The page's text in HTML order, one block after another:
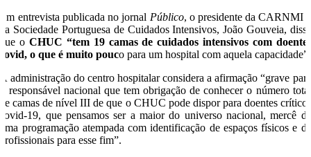
Em entrevista publicada no jornal Público, o presidente da CARNMI e
da Sociedade Portuguesa de Cuidados Intensivos, João Gouveia, disse
que oCHUC “tem 19 camas de cuidados intensivos com doentes
covid, o que é muito pouco para um hospital com aquela capacidade”.
A administração do centro hospitalar considera a afirmação “grave para
o responsável nacional que tem obrigação de conhecer o número total
de camas de nível III de que o CHUC pode dispor para doentes críticos
covid-19, que pensamos ser a maior do universo nacional, mercê de
uma programação atempada com identificação de espaços físicos e de
profissionais para esse fim”.